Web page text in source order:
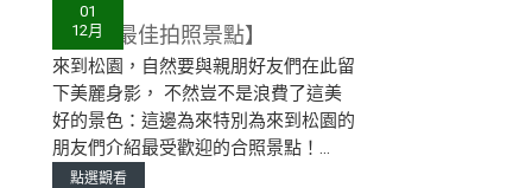
01
12月
【松園最佳拍照景點】
來到松園，自然要與親朋好友們在此留
下美麗身影， 不然豈不是浪費了這美
好的景色：這邊為來特別為來到松園的
朋友們介紹最受歡迎的合照景點！...
點選觀看